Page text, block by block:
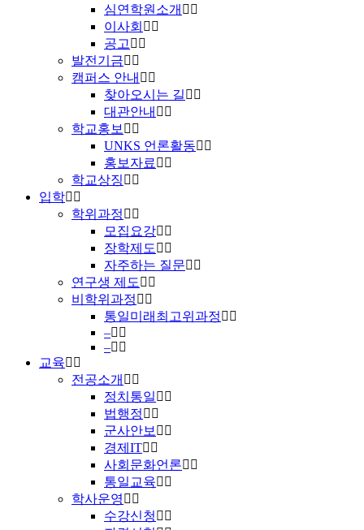
심연학원소개
이사회
공고
발전기금
캠퍼스 안내
찾아오시는 길
대관안내
학교홍보
UNKS 언론활동
홍보자료
학교상징
입학
학위과정
모집요강
장학제도
자주하는 질문
연구생 제도
비학위과정
통일미래최고위과정
–
–
교육
전공소개
정치통일
법행정
군사안보
경제IT
사회문화언론
통일교육
학사운영
수강신청